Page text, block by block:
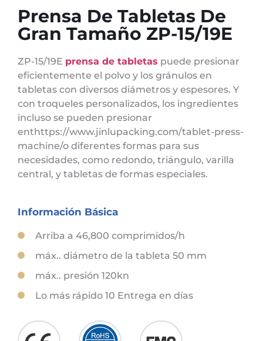
Prensa De Tabletas De
Gran Tamaño ZP-15/19E
ZP-15/19E prensa de tabletas puede presionar
eficientemente el polvo y los gránulos en
tabletas con diversos diámetros y espesores. Y
con troqueles personalizados, los ingredientes
incluso se pueden presionar
enthttps://www.jinlupacking.com/tablet-press-
machine/o diferentes formas para sus
necesidades, como redondo, triángulo, varilla
central, y tabletas de formas especiales.
Información Básica
Arriba a 46,800 comprimidos/h
máx.. diámetro de la tableta 50 mm
máx.. presión 120kn
Lo más rápido 10 Entrega en días